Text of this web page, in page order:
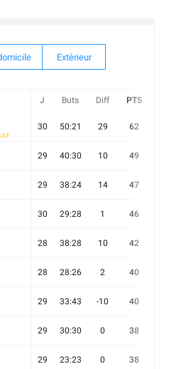
Extèrieur
J Buts Diff PTS
30 50:21 29 62
29 40:30 10 49
29 38:24 14 47
30 29:28 1 46
28 38:28 10 42
28 28:26 2 40
29 33:43 -10 40
29 30:30 0 38
29 23:23 0 38